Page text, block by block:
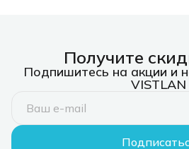
Получите
Подпишитесь на акции и
VISTLAN